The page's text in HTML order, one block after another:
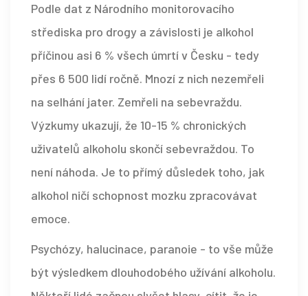
Podle dat z Národního monitorovacího
střediska pro drogy a závislosti je alkohol
příčinou asi 6 % všech úmrtí v Česku - tedy
přes 6 500 lidí ročně. Mnozí z nich nezemřeli
na selhání jater. Zemřeli na sebevraždu.
Výzkumy ukazují, že 10-15 % chronických
uživatelů alkoholu skončí sebevraždou. To
není náhoda. Je to přímý důsledek toho, jak
alkohol ničí schopnost mozku zpracovávat
emoce.
Psychózy, halucinace, paranoie - to vše může
být výsledkem dlouhodobého užívání alkoholu.